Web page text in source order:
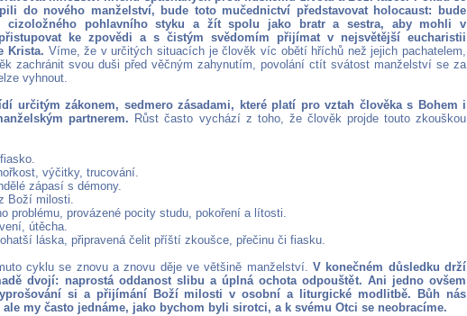
do nového manželství, bude toto mučednictví představovat holocaust: bude
cizoložného pohlavního styku a žít spolu jako bratr a sestra, aby mohli v
ke zpovědi a s čistým svědomím přijímat v nejsvětější eucharistii
Krista. Víme, že v určitých situacích je člověk víc obětí hříchů než jejich pachatelem,
zachránit svou duši před věčným zahynutím, povolání ctít svátost manželství se za
vyhnout.
určitým zákonem, sedmero zásadami, které platí pro vztah člověka s Bohem i
partnerem. Růst často vychází z toho, že člověk projde touto zkouškou
výčitky, trucování.
zápasí s démony.
Boží milosti.
problému, provázené pocity studu, pokoření a lítosti.
útěcha.
láska, připravená čelit příští zkoušce, přečinu či fiasku.
cyklu se znovu a znovu děje ve většině manželství. V konečném důsledku drží
dvojí: naprostá oddanost slibu a úplná ochota odpouštět. Ani jedno ovšem
si a přijímání Boží milosti v osobní a liturgické modlitbě. Bůh nás
ale my často jednáme, jako bychom byli sirotci, a k svému Otci se neobracíme.